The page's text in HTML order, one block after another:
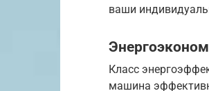
ваши
Класс
машина